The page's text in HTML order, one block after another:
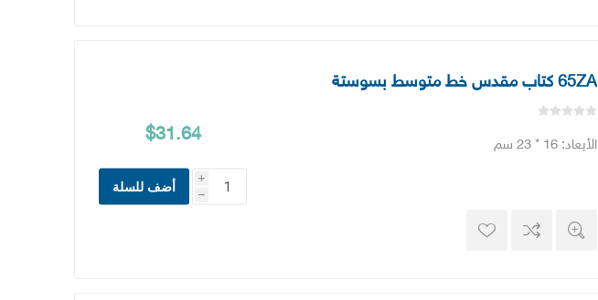
65ZA كتاب مقدس خط متوسط بسوستة
اﻷبعاد: 16 * 23 سم $31.64
i
h
أضف للسلة